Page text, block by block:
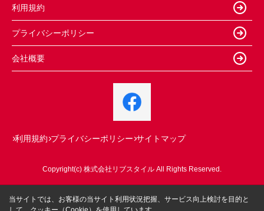
利用規約
プライバシーポリシー
会社概要
利用規約 プライバシーポリシー サイトマップ
Copyright(c) 株式会社リブスタイル All Rights Reserved.
当サイトでは、お客様の当サイト利用状況把握、サービス向上検討を目的と